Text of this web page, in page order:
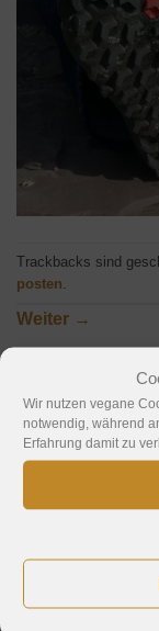
Wir nutzen vegane
notwendig, während
Erfahrung damit zu
Trackbacks sind
posten
Weiter →
Schreibe
Deine E-Mail-
Erforderliche